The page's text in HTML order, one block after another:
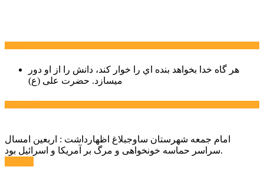
هر گاه خدا بخواهد بنده اي را خوار كند، دانش را از او دور
میسازد. حضرت علی (ع)
امام جمعه شهرستان ساوجبلاغ اظهارداشت : اربعین امسال
سراسر حماسه خونخواهی و مرگ بر آمریکا و اسرائیل بود.